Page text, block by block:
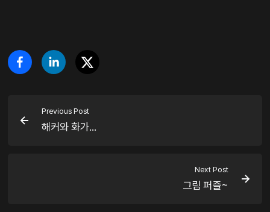
Previous Post
해커와 화가...
Next Post
그림 퍼즐~